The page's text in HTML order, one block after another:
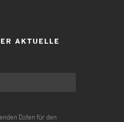
AKTUELLE
Daten für den